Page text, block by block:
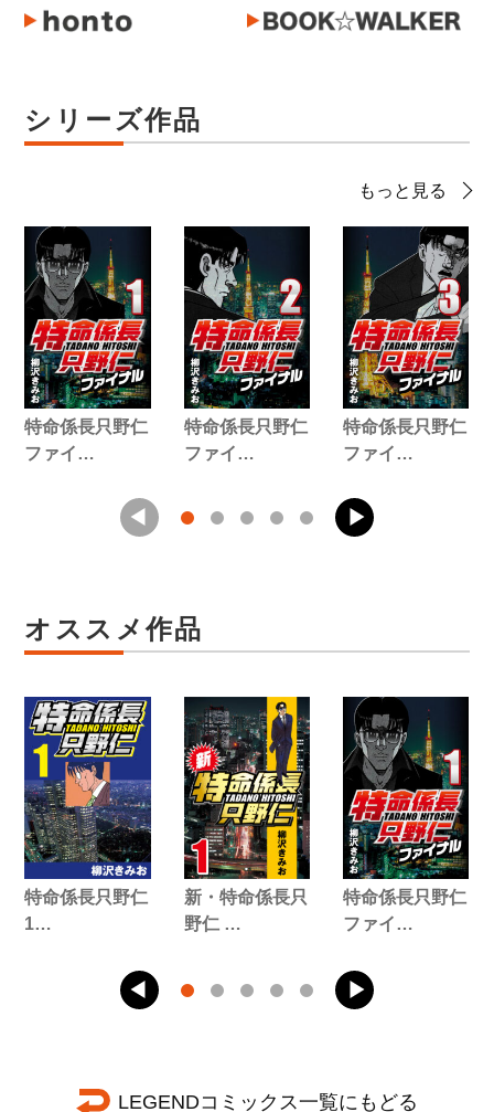
シリーズ作品
もっと見る
特命係長只野仁
ファイ…
特命係長只野仁
ファイ…
特命係長只野仁
ファイ…
オススメ作品
特命係長只野仁
1…
新・特命係長只
野仁 …
特命係長只野仁
ファイ…
LEGENDコミックス一覧にもどる